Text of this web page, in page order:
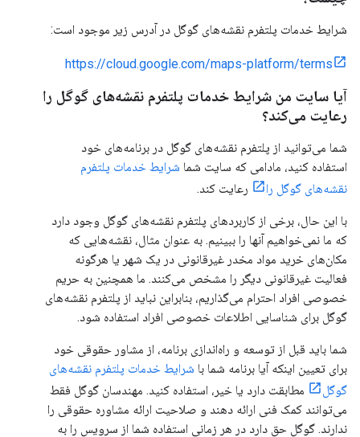
شرایط خدمات پلتفرم نقشه‌های گوگل در آدرس زیر موجود است:
https://cloud.google.com/maps-platform/terms
آیا سایت من شرایط خدمات پلتفرم نقشه‌های گوگل را
رعایت می‌کند؟
شما می‌توانید از پلتفرم نقشه‌های گوگل در برنامه‌های خود
استفاده کنید، مادامی که سایت شما شرایط خدمات پلتفرم
نقشه‌های گوگل را
رعایت کند.
با این حال، برخی از کاربردهای پلتفرم نقشه‌های گوگل وجود دارد
که ما نمی‌خواهیم آنها را ببینیم. به عنوان مثال، نقشه‌هایی که
مکان‌های خرید مواد مخدر غیرقانونی در یک شهر یا هرگونه
فعالیت غیرقانونی دیگر را مشخص می‌کنند. ما همچنین به حریم
خصوصی افراد احترام می‌گذاریم، بنابراین نباید از پلتفرم نقشه‌های
گوگل برای شناسایی اطلاعات خصوصی افراد استفاده شود.
شما باید قبل از توسعه و راه‌اندازی برنامه، از مشاور حقوقی خود
برای تعیین اینکه آیا برنامه شما با شرایط خدمات پلتفرم نقشه‌های
گوگل
مطابقت دارد یا خیر، استفاده کنید. مهندسان گوگل فقط
می‌توانند کمک فنی ارائه دهند و صلاحیت ارائه مشاوره حقوقی را
ندارند. گوگل حق دارد در هر زمانی استفاده شما از سرویس را به